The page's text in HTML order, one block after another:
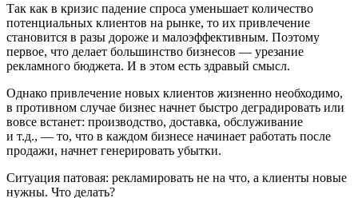
Так как в кризис падение спроса уменьшает количество
потенциальных клиентов на рынке, то их привлечение
становится в разы дороже и малоэффективным. Поэтому
первое, что делает большинство бизнесов — урезание
рекламного бюджета. И в этом есть здравый смысл.
Однако привлечение новых клиентов жизненно необходимо,
в противном случае бизнес начнет быстро деградировать или
вовсе встанет: производство, доставка, обслуживание
и т.д., — то, что в каждом бизнесе начинает работать после
продажи, начнет генерировать убытки.
Ситуация патовая: рекламировать не на что, а клиенты новые
нужны. Что делать?